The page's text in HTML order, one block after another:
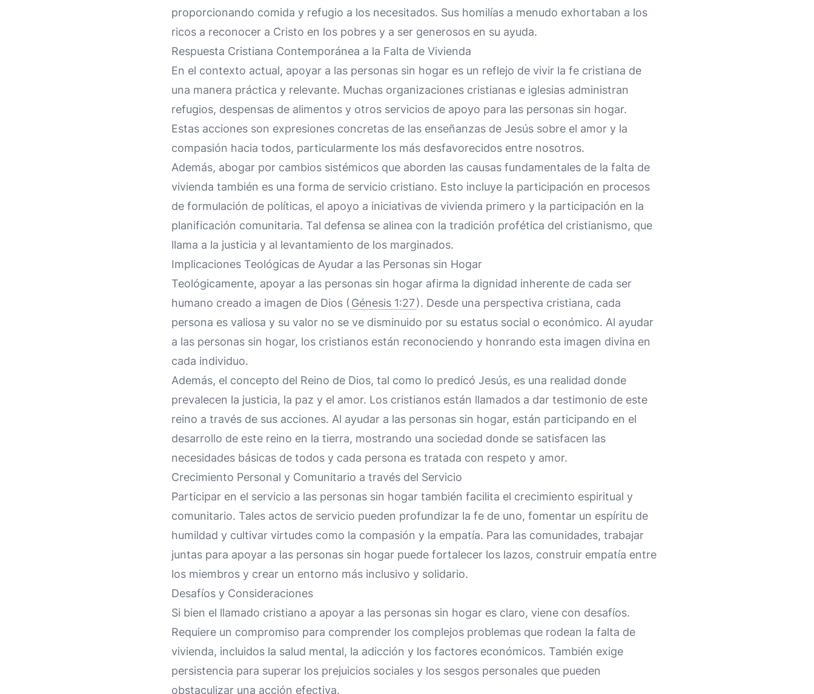
proporcionando comida y refugio a los necesitados. Sus homilías a menudo exhortaban a los
ricos a reconocer a Cristo en los pobres y a ser generosos en su ayuda.
Respuesta Cristiana Contemporánea a la Falta de Vivienda
En el contexto actual, apoyar a las personas sin hogar es un reflejo de vivir la fe cristiana de
una manera práctica y relevante. Muchas organizaciones cristianas e iglesias administran
refugios, despensas de alimentos y otros servicios de apoyo para las personas sin hogar.
Estas acciones son expresiones concretas de las enseñanzas de Jesús sobre el amor y la
compasión hacia todos, particularmente los más desfavorecidos entre nosotros.
Además, abogar por cambios sistémicos que aborden las causas fundamentales de la falta de
vivienda también es una forma de servicio cristiano. Esto incluye la participación en procesos
de formulación de políticas, el apoyo a iniciativas de vivienda primero y la participación en la
planificación comunitaria. Tal defensa se alinea con la tradición profética del cristianismo, que
llama a la justicia y al levantamiento de los marginados.
Implicaciones Teológicas de Ayudar a las Personas sin Hogar
Teológicamente, apoyar a las personas sin hogar afirma la dignidad inherente de cada ser
humano creado a imagen de Dios ( Génesis 1:27). Desde una perspectiva cristiana, cada
persona es valiosa y su valor no se ve disminuido por su estatus social o económico. Al ayudar
a las personas sin hogar, los cristianos están reconociendo y honrando esta imagen divina en
cada individuo.
Además, el concepto del Reino de Dios, tal como lo predicó Jesús, es una realidad donde
prevalecen la justicia, la paz y el amor. Los cristianos están llamados a dar testimonio de este
reino a través de sus acciones. Al ayudar a las personas sin hogar, están participando en el
desarrollo de este reino en la tierra, mostrando una sociedad donde se satisfacen las
necesidades básicas de todos y cada persona es tratada con respeto y amor.
Crecimiento Personal y Comunitario a través del Servicio
Participar en el servicio a las personas sin hogar también facilita el crecimiento espiritual y
comunitario. Tales actos de servicio pueden profundizar la fe de uno, fomentar un espíritu de
humildad y cultivar virtudes como la compasión y la empatía. Para las comunidades, trabajar
juntas para apoyar a las personas sin hogar puede fortalecer los lazos, construir empatía entre
los miembros y crear un entorno más inclusivo y solidario.
Desafíos y Consideraciones
Si bien el llamado cristiano a apoyar a las personas sin hogar es claro, viene con desafíos.
Requiere un compromiso para comprender los complejos problemas que rodean la falta de
vivienda, incluidos la salud mental, la adicción y los factores económicos. También exige
persistencia para superar los prejuicios sociales y los sesgos personales que pueden
obstaculizar una acción efectiva.